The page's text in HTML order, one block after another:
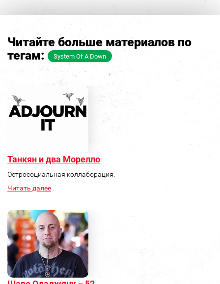
Читайте больше материалов по
тегам:
System Of A Down
Танкян и два Морелло
Остросоциальная коллаборация.
Читать далее